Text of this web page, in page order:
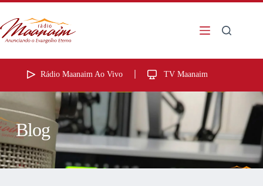
Rádio Maanaim Ao Vivo TV Maanaim
Blog